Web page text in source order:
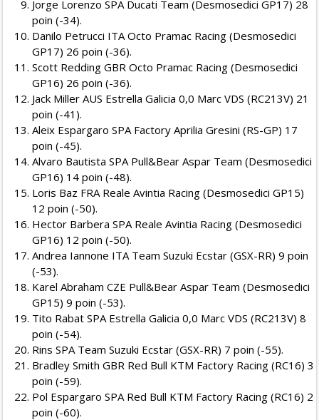
Jorge Lorenzo SPA Ducati Team (Desmosedici GP17) 28
poin (-34).
Danilo Petrucci ITA Octo Pramac Racing (Desmosedici
GP17) 26 poin (-36).
Scott Redding GBR Octo Pramac Racing (Desmosedici
GP16) 26 poin (-36).
Jack Miller AUS Estrella Galicia 0,0 Marc VDS (RC213V) 21
poin (-41).
Aleix Espargaro SPA Factory Aprilia Gresini (RS-GP) 17
poin (-45).
Alvaro Bautista SPA Pull&Bear Aspar Team (Desmosedici
GP16) 14 poin (-48).
Loris Baz FRA Reale Avintia Racing (Desmosedici GP15)
12 poin (-50).
Hector Barbera SPA Reale Avintia Racing (Desmosedici
GP16) 12 poin (-50).
Andrea Iannone ITA Team Suzuki Ecstar (GSX-RR) 9 poin
(-53).
Karel Abraham CZE Pull&Bear Aspar Team (Desmosedici
GP15) 9 poin (-53).
Tito Rabat SPA Estrella Galicia 0,0 Marc VDS (RC213V) 8
poin (-54).
Rins SPA Team Suzuki Ecstar (GSX-RR) 7 poin (-55).
Bradley Smith GBR Red Bull KTM Factory Racing (RC16) 3
poin (-59).
Pol Espargaro SPA Red Bull KTM Factory Racing (RC16) 2
poin (-60).